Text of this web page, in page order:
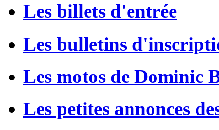
Les billets d'entrée
Les bulletins
Les motos de Dominic
Les petites annonces